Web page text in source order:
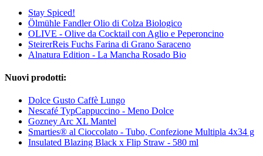
Stay Spiced!
Ölmühle Fandler Olio di Colza Biologico
OLIVE - Olive da Cocktail con Aglio e Peperoncino
SteirerReis Fuchs Farina di Grano Saraceno
Alnatura Edition - La Mancha Rosado Bio
Nuovi prodotti:
Dolce Gusto Caffè Lungo
Nescafé TypCappuccino - Meno Dolce
Gozney Arc XL Mantel
Smarties® al Cioccolato - Tubo, Confezione Multipla 4x34 g
Insulated Blazing Black x Flip Straw - 580 ml